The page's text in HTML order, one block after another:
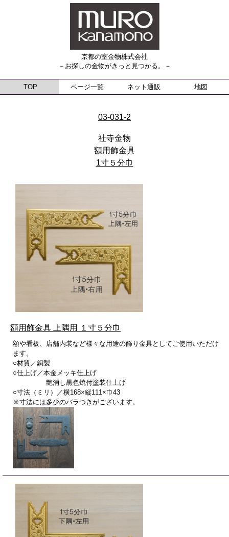
京都の室金物株式会社
－お探しの金物がきっと見つかる。－
TOP ページ一覧 ネット通販 地図
03-031-2
社寺金物
額用飾金具
1寸５分巾
額用飾金具 上隅用 １寸５分巾
額や看板、店舗内装など様々な用途の飾り金具としてご使用いただけ
ます。
○材質／銅製
○仕上げ／本金メッキ仕上げ
艶消し黒色焼付塗装仕上げ
○寸法（ミリ）／横168×縦111×巾43
※寸法には多少のバラつきがございます。